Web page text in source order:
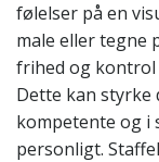
følelser på en
male eller tegne
frihed og kontrol
Dette kan styrke
kompetente og i
personligt.